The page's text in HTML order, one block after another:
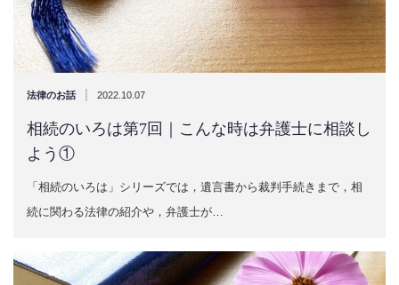
法律のお話 2022.10.07
相続のいろは第7回｜こんな時は弁護士に相談し
よう①
「相続のいろは」シリーズでは，遺言書から裁判手続きまで，相
続に関わる法律の紹介や，弁護士が…